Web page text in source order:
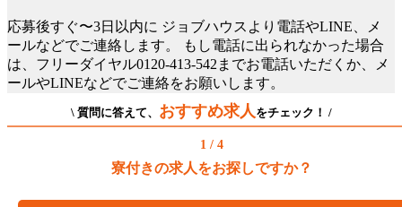
応募後すぐ〜3日以内に ジョブハウスより電話やLINE、メ
ールなどでご連絡します。
もし電話に出られなかった場合
は、フリーダイヤル0120-413-542までお電話いただくか、メ
ールやLINEなどでご連絡をお願いします。
\ 質問に答えて、 おすすめ求人をチェック！ /
1 / 4
寮付きの求人をお探しですか？